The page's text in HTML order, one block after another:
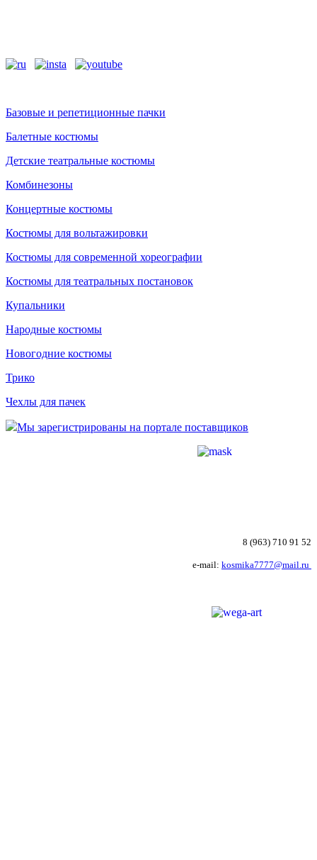
Базовые и репетиционные пачки
Балетные костюмы
Детские театральные костюмы
Комбинезоны
Концертные костюмы
Костюмы для вольтажировки
Костюмы для современной хореографии
Костюмы для театральных постановок
Купальники
Народные костюмы
Новогодние костюмы
Трико
Чехлы для пачек
Мы зарегистрированы на портале поставщиков
8 (963) 710 91 52
e-mail: kosmika7777@mail.ru